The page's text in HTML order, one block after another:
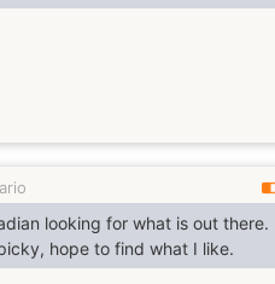
looking for what is out there.
hope to find what I like.